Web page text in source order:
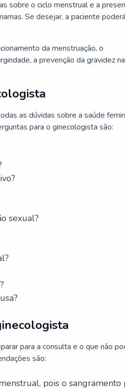
sobre o ciclo menstrual e a
Se desejar, a paciente poderá
da menstruação, o
a prevenção da gravidez na
as dúvidas sobre a saúde
para o ginecologista são:
sexual?
para a consulta e o que não
são:
pois o sangramento